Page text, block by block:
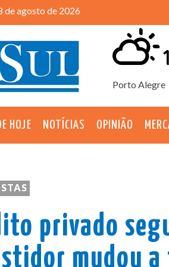
de agosto de 2026
Porto Alegre
HOJE NOTÍCIAS OPINIÃO
privado
mudou